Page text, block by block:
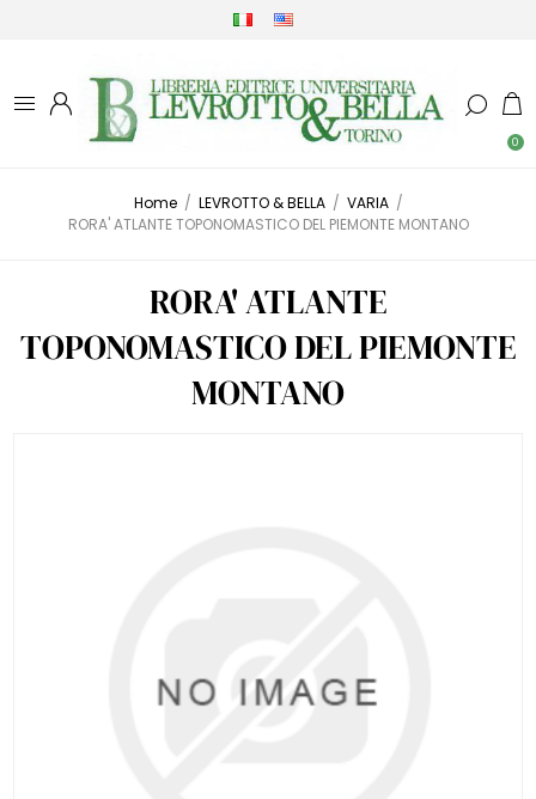
0
Home / LEVROTTO & BELLA / VARIA /
RORA' ATLANTE TOPONOMASTICO DEL PIEMONTE MONTANO
RORA' ATLANTE
TOPONOMASTICO DEL PIEMONTE
MONTANO